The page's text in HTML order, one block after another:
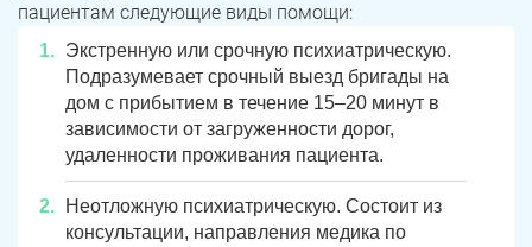
пациентам следующие виды помощи:
Экстренную или срочную психиатрическую.
Подразумевает срочный выезд бригады на
дом с прибытием в течение 15–20 минут в
зависимости от загруженности дорог,
удаленности проживания пациента.
Неотложную психиатрическую. Состоит из
консультации, направления медика по